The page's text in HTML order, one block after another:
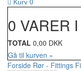
Kurv
0 VARER
TOTAL 0,00 DKK
Gå til kurven »
Forside Rør - Fittings